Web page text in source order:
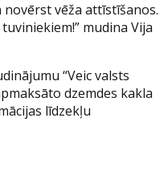
vēža attīstīšanos.
mudina Vija
“Veic valsts
dzemdes kakla
līdzekļu